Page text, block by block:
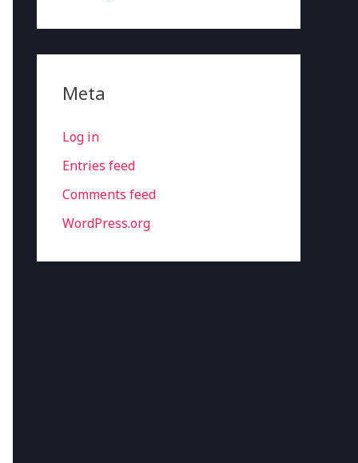
Meta
Log in
Entries feed
Comments feed
WordPress.org